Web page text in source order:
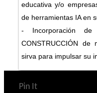
educativa y/o
de herramientas IA en
- Incorporación
CONSTRUCCIÓN
sirva para impulsar su
Pin It